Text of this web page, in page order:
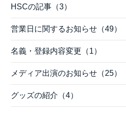
HSCの記事（3）
営業日に関するお知らせ（49）
名義・登録内容変更（1）
メディア出演のお知らせ（25）
グッズの紹介（4）